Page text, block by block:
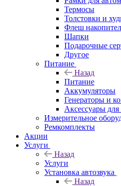
Термосы
Толстовки и
Флеш
Шапки
Подарочные
Другое
Питание
Назад
Питание
Аккумуляторы
Генераторы и
Аксессуары для
Измерительное
Ремкомплекты
Акции
Услуги
Назад
Услуги
Установка автозвука
Назад